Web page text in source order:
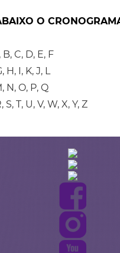
O
B, C, D, E, F
H, I, K, J, L
N, O, P, Q
S, T, U, V, W, X, Y, Z